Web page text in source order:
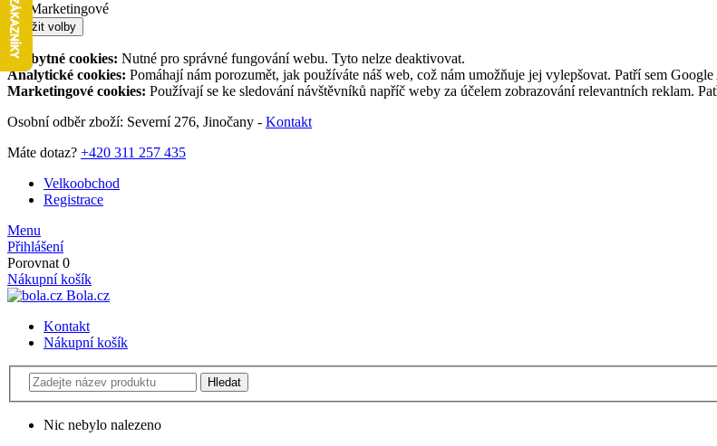
Marketingové
Uložit volby
Nezbytné cookies: Nutné pro správné fungování webu. Tyto nelze deaktivovat.
Analytické cookies: Pomáhají nám porozumět, jak používáte náš web, což nám umožňuje jej vylepšovat. Patří sem
Marketingové cookies: Používají se ke sledování návštěvníků napříč weby za účelem zobrazování relevantních reklam.
Osobní odběr zboží: Severní 276, Jinočany - Kontakt
Máte dotaz? +420 311 257 435
Velkoobchod
Registrace
Menu
Přihlášení
Porovnat 0
Nákupní košík
Bola.cz
Kontakt
Nákupní košík
Nic nebylo nalezeno